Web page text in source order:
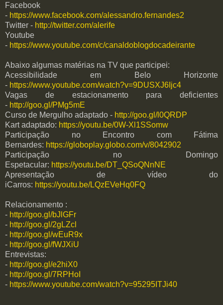
Facebook
- https://www.facebook.com/alessandro.fernandes2
Twitter - http://twitter.com/alerife
Youtube
- https://www.youtube.com/c/canaldoblogdocadeirante
Abaixo algumas matérias na TV que participei:
Acessibilidade em Belo Horizonte
- https://www.youtube.com/watch?v=9DUSXJ6Ijc4
Vagas de estacionamento para deficientes
- http://goo.gl/PMg5mE
Curso de Mergulho adaptado - http://goo.gl/l0QRDP
Kart adaptado: https://youtu.be/0W-Xl1SSomw
Participação no Encontro com Fátima
Bernardes: https://globoplay.globo.com/v/8042902
Participação no Domingo
Espetacular: https://youtu.be/DT_QSoQNnNE
Apresentação de vídeo do
iCarros: https://youtu.be/LQzEVeHq0FQ
Relacionamento :
- http://goo.gl/bJlGFr
- http://goo.gl/2gLZcl
- http://goo.gl/wEuR9x
- http://goo.gl/fWJXiU
Entrevistas:
- http://goo.gl/e2hiX0
- http://goo.gl/7RPHoI
- https://www.youtube.com/watch?v=95295ITJi40